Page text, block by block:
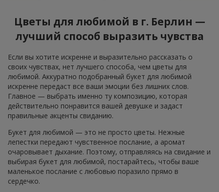
Цветы для любимой в г. Берлин —
лучший способ выразить чувства
Если вы хотите искренне и выразительно рассказать о
своих чувствах, нет лучшего способа, чем цветы для
любимой. Аккуратно подобранный букет для любимой
искренне передаст все ваши эмоции без лишних слов.
Главное — выбрать именно ту композицию, которая
действительно понравится вашей девушке и задаст
правильные акценты свиданию.
Букет для любимой — это не просто цветы. Нежные
лепестки передают чувственное послание, а аромат
очаровывает дыхание. Поэтому, отправляясь на свидание и
выбирая букет для любимой, постарайтесь, чтобы ваше
маленькое послание с любовью поразило прямо в
сердечко.